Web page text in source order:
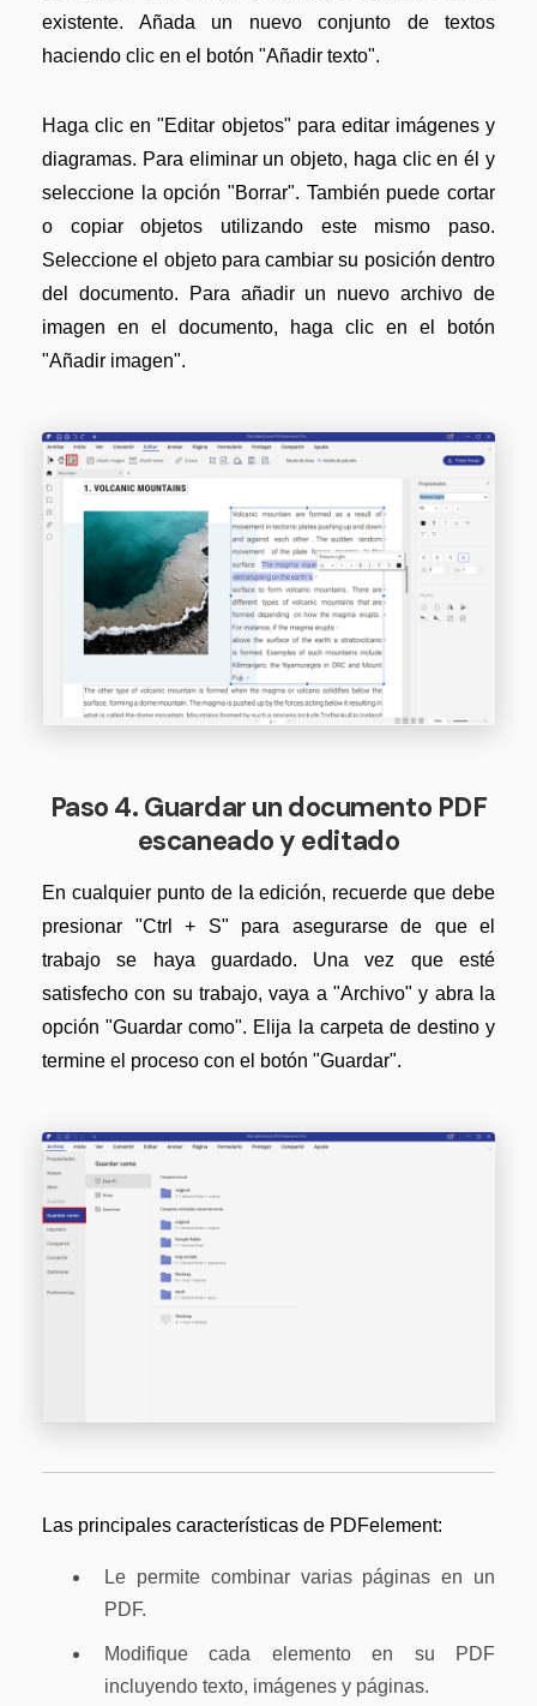
existente. Añada un nuevo conjunto de textos
haciendo clic en el botón "Añadir texto".
Haga clic en "Editar objetos" para editar imágenes y
diagramas. Para eliminar un objeto, haga clic en él y
seleccione la opción "Borrar". También puede cortar
o copiar objetos utilizando este mismo paso.
Seleccione el objeto para cambiar su posición dentro
del documento. Para añadir un nuevo archivo de
imagen en el documento, haga clic en el botón
"Añadir imagen".
Paso 4. Guardar un documento PDF
escaneado y editado
En cualquier punto de la edición, recuerde que debe
presionar "Ctrl + S" para asegurarse de que el
trabajo se haya guardado. Una vez que esté
satisfecho con su trabajo, vaya a "Archivo" y abra la
opción "Guardar como". Elija la carpeta de destino y
termine el proceso con el botón "Guardar".
Las principales características de PDFelement:
Le permite combinar varias páginas en un
PDF.
Modifique cada elemento en su PDF
incluyendo texto, imágenes y páginas.